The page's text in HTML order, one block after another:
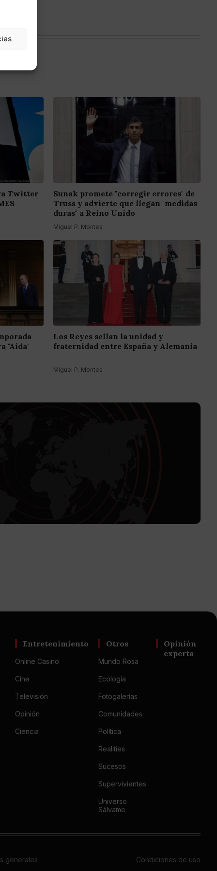
Twitter
Sunak promete "corregir errores" de
Truss y advierte que llegan "medidas
duras" a Reino Unido
Miguel P. Montes
"Aída"
Los Reyes sellan la unidad y
fraternidad entre España y Alemania
Miguel P. Montes
Entretenimiento
Online Casino
Cine
Televisión
Opinión
Ciencia
Otros
Mundo Rosa
Ecología
Fotogalerías
Comunidades
Política
Realities
Sucesos
Supervivientes
Universo
Sálvame
Opinión
experta
generales Condiciones de uso